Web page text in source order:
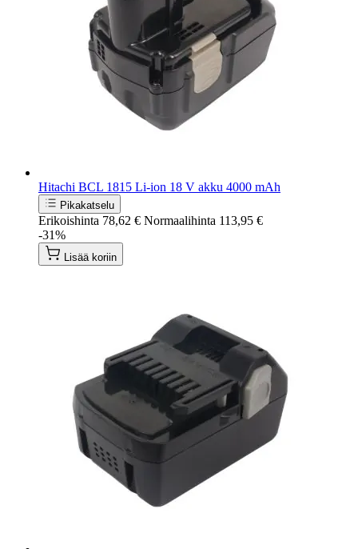
Hitachi BCL 1815 Li-ion 18 V akku 4000 mAh
Pikakatselu
Erikoishinta 78,62 € Normaalihinta 113,95 €
-31%
Lisää koriin